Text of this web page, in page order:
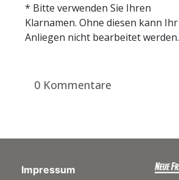
* Bitte verwenden Sie Ihren
Klarnamen. Ohne diesen kann Ihr
Anliegen nicht bearbeitet werden.
0 Kommentare
Impressum